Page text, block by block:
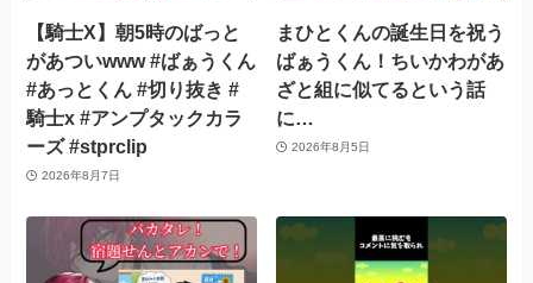
【騎士X】朝5時のばっと
があついwww #ばぁうくん
#あっとくん #切り抜き #
騎士x #アンプタックカラ
ーズ #stprclip
2026年8月7日
まひとくんの誕生日を祝う
ばぁうくん！ちいかわがあ
ざと組に似てるという話
に…
2026年8月5日